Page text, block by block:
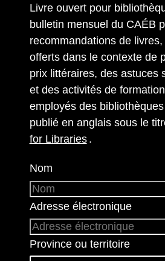
Livre ouvert pour
bulletin mensuel du CAÉB
recommandations de
offerts dans le contexte de
prix littéraires, des astuces
et des activités de
employés des
publié en anglais sous le
for Libraries .
Nom
Adresse électronique
Province ou territoire